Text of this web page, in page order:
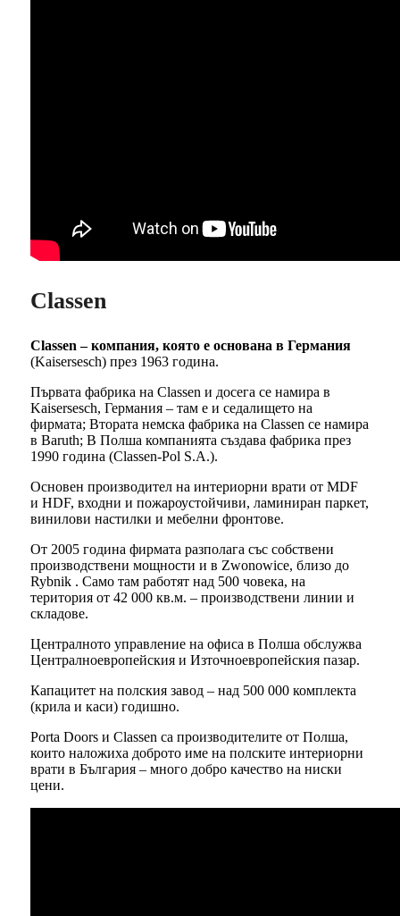
Classen
Classen – компания, която е основана в Германия
(Kaisersesch) през 1963 година.
Първата фабрика на Classen и досега се намира в
Kaisersesch, Германия – там е и седалището на
фирмата; Втората немска фабрика на Classen се намира
в Baruth; В Полша компанията създава фабрика през
1990 година (Classen-Pol S.A.).
Основен производител на интериорни врати от MDF
и HDF, входни и пожароустойчиви, ламиниран паркет,
винилови настилки и мебелни фронтове.
От 2005 година фирмата разполага със собствени
производствени мощности и в Zwonowice, близо до
Rybnik . Само там работят над 500 човека, на
територия от 42 000 кв.м. – производствени линии и
складове.
Централното управление на офиса в Полша обслужва
Централноевропейския и Източноевропейския пазар.
Капацитет на полския завод – над 500 000 комплекта
(крила и каси) годишно.
Porta Doors и Classen са производителите от Полша,
които наложиха доброто име на полските интериорни
врати в България – много добро качество на ниски
цени.